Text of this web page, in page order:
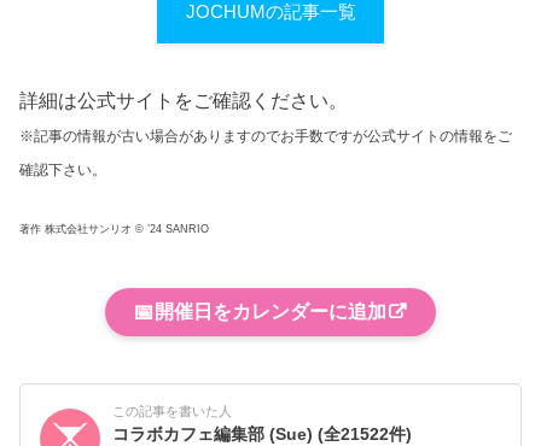
JOCHUMの記事一覧
詳細は公式サイトをご確認ください。
※記事の情報が古い場合がありますのでお手数ですが公式サイトの情報をご
確認下さい。
著作 株式会社サンリオ © ’24 SANRIO
📅 開催日をカレンダーに追加
この記事を書いた人
コラボカフェ編集部 (Sue)(全21522件)